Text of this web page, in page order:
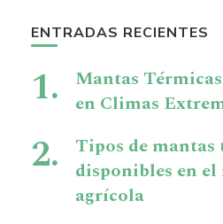
ENTRADAS RECIENTES
Mantas
en Climas
Tipos de mantas
disponibles en el
agrícola